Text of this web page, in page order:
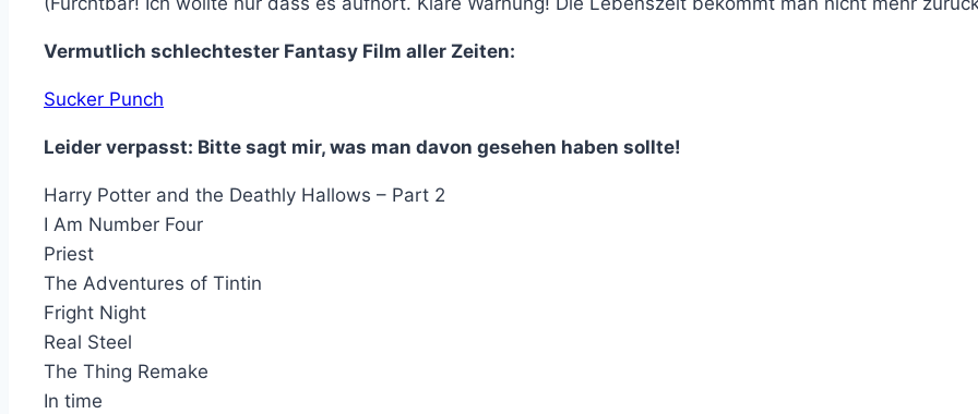
Vermutlich schlechtester Fantasy Film aller Zeiten:
Sucker Punch
Leider verpasst: Bitte sagt mir, was man davon gesehen haben sollte!
Harry Potter and the Deathly Hallows – Part 2
I Am Number Four
Priest
The Adventures of Tintin
Fright Night
Real Steel
The Thing Remake
In time